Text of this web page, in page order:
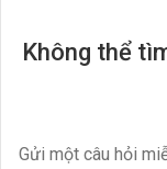
Không thể
Gửi một câu hỏi